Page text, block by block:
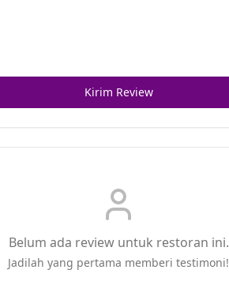
Kirim Review
Belum ada review untuk restoran ini.
Jadilah yang pertama memberi testimoni!